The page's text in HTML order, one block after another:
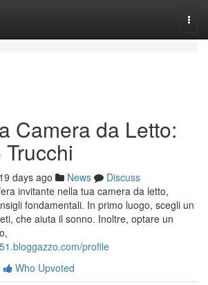
Camera da Letto:
days ago News
Discuss
invitante nella tua camera da letto,
fondamentali. In primo luogo, scegli un
che aiuta il sonno. Inoltre, optare un
profile
Who Upvoted